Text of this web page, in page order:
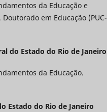
da Educação e
em Educação (PUC-
do Estado do Rio de Janeiro
da Educação.
Estado do Rio de Janeiro